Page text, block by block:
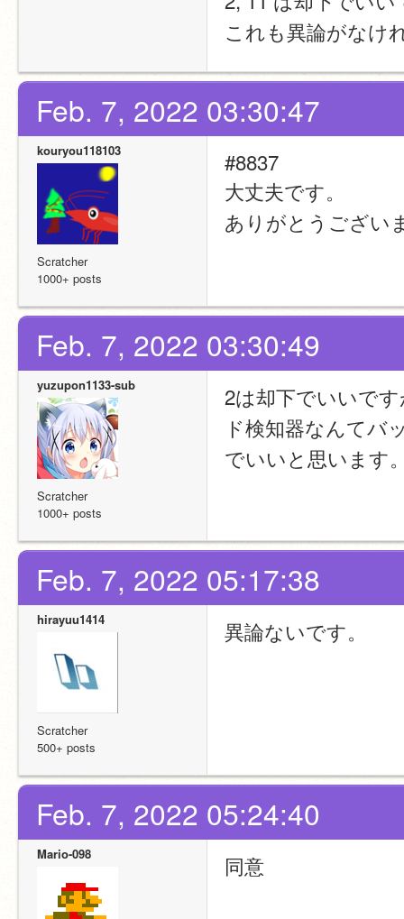
これも異論がなけ
Feb. 7, 2022 03:30:47
kouryou118103
Scratcher
1000+ posts
#8837
大丈夫です。
ありがとうござい
Feb. 7, 2022 03:30:49
yuzupon1133-sub
Scratcher
1000+ posts
2は却下でいいで
ド検知器なんてバ
でいいと思います
Feb. 7, 2022 05:17:38
hirayuu1414
Scratcher
500+ posts
異論ないです。
Feb. 7, 2022 05:24:40
Mario-098 同意